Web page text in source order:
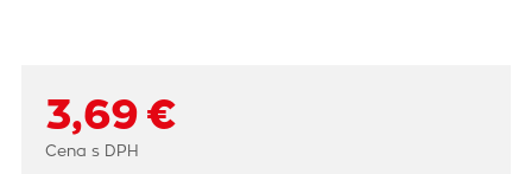
3,69 €
Cena s DPH